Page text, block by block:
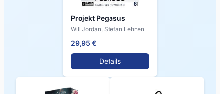
Projekt Pegasus
Will Jordan, Stefan Lehnen
29,95 €
Details